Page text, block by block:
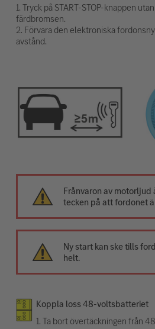
1. Tryck på START-STOP-knappen
färdbromsen.
2. Förvara den elektroniska
avstånd.
Frånvaron av motorljud
tecken på att fordonet
Ny start kan ske tills
helt.
Koppla loss 48-voltsbatteriet
1. Ta bort övertäckningen från